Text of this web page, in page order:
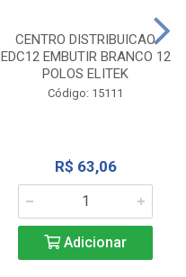
CENTRO DISTRIBUICAO
EDC12 EMBUTIR BRANCO 12
POLOS ELITEK
Código: 15111
R$ 63,06
Adicionar